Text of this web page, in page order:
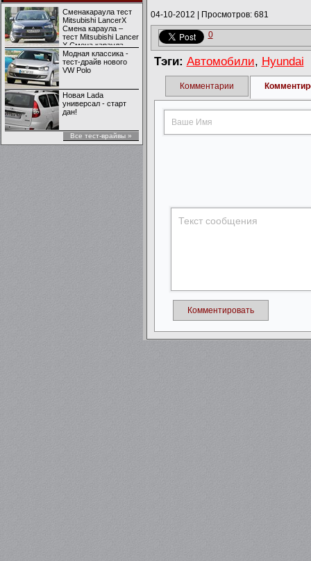
Сменакараула тест
Mitsubishi LancerX
Смена караула –
тест Mitsubishi Lancer
X Смена караула –
тест Mitsubishi Lancer
X
Модная классика -
тест-драйв нового
VW Polo
Новая Lada
универсал - старт
дан!
Все тест-врайвы »
04-10-2012 Просмотров: 681
0
Тэги: Автомобили, Hyundai
Комментарии
Комментировать